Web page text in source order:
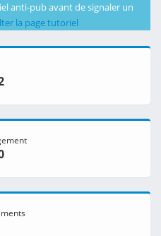
anti-pub avant de signaler un
la page tutoriel